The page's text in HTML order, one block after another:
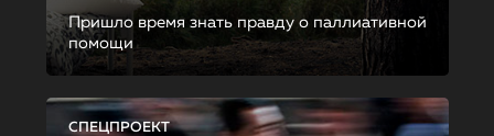
Пришло время знать правду о паллиативной
помощи
СПЕЦПРОЕКТ